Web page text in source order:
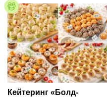
Кейтеринг «Болд-